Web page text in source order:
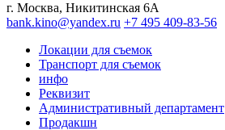
г. Москва, Никитинская 6А
bank.kino@yandex.ru +7 495 409-83-56
Локации для съемок
Транспорт для съемок
инфо
Реквизит
Административный департамент
Продакшн